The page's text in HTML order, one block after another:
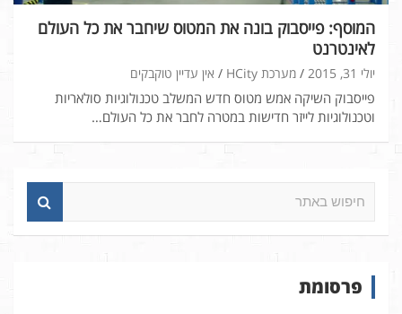
המוסף: פייסבוק בונה את המטוס שיחבר את כל העולם
לאינטרנט
יולי 31, 2015 מערכת HCity אין עדיין טוקבקים
פייסבוק השיקה אמש מטוס חדש המשלב טכנולוגיות סולאריות
וטכנולוגיות לייזר חדישות במטרה לחבר את כל העולם…
א
פרסומת